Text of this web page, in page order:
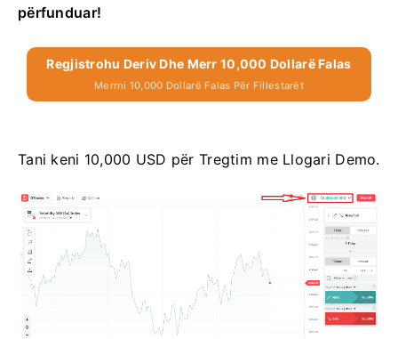
përfunduar!
Regjistrohu Deriv Dhe Merr 10,000 Dollarë Falas
Merrni 10,000 Dollarë Falas Për Fillestarët
Tani keni 10,000 USD për Tregtim me Llogari Demo.